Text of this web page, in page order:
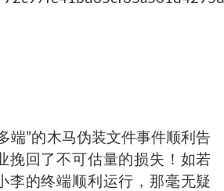
端”的木马伪装文件事件顺利告
挽回了不可估量的损失！如若
李的终端顺利运行，那毫无疑